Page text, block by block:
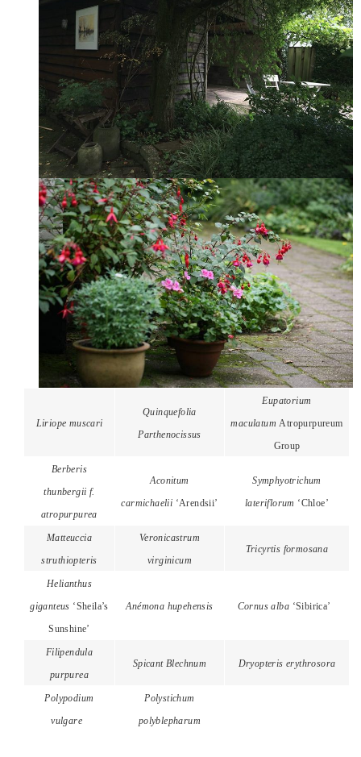
Liriope muscari
Quinquefolia
Parthenocissus
Eupatorium
maculatumAtropurpureum
Group
Berberis
thunbergii f.
atropurpurea
Aconitum
carmichaelii ‘Arendsii’
Symphyotrichum
lateriflorum ‘Chloe’
Matteuccia
struthiopteris
Veronicastrum
virginicum
Tricyrtis formosana
Helianthus
giganteus ‘Sheila’s
Sunshine’
Anémona hupehensis Cornus alba ‘Sibirica’
Filipendula
purpurea
Spicant Blechnum Dryopteris erythrosora
Polypodium
vulgare
Polystichum
polyblepharum